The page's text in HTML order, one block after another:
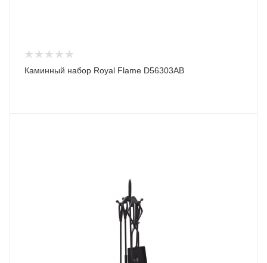
Каминный набор Royal Flame D56303AB